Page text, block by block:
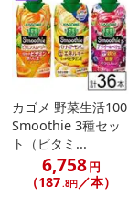
カゴメ 野菜生活100
Smoothie 3種セッ
ト（ビタミ...
6,758円
（187.8円／本）